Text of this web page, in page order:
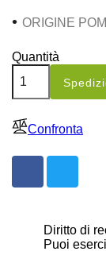
• ORIGINE
Quantità
Confronta
Diritto di
Puoi